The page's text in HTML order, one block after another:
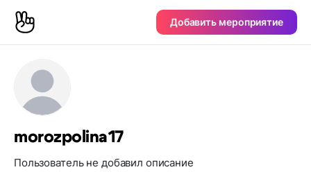
Добавить мероприятие
morozpolina17
Пользователь не добавил описание